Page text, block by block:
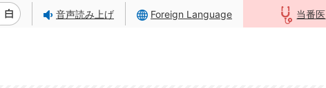
音声読み上げ Foreign Language 当番医